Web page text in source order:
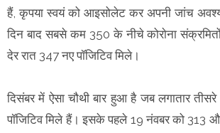
हैं, कृपया स्वयं को आइसोलेट कर अपनी जांच
दिन बाद सबसे कम 350 के नीचे कोराेना
देर रात 347 नए पॉजिटिव मिले।
दिसंबर में ऐसा चौथी बार हुआ है जब लगातार
पॉजिटिव मिले हैं। इसके पहले 19 नंवबर को 313